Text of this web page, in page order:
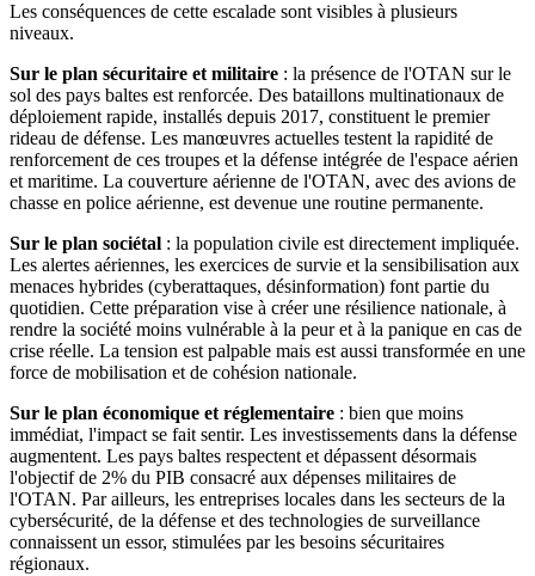
Les conséquences de cette escalade sont visibles à plusieurs
niveaux.
Sur le plan sécuritaire et militaire : la présence de l'OTAN sur le
sol des pays baltes est renforcée. Des bataillons multinationaux de
déploiement rapide, installés depuis 2017, constituent le premier
rideau de défense. Les manœuvres actuelles testent la rapidité de
renforcement de ces troupes et la défense intégrée de l'espace aérien
et maritime. La couverture aérienne de l'OTAN, avec des avions de
chasse en police aérienne, est devenue une routine permanente.
Sur le plan sociétal : la population civile est directement impliquée.
Les alertes aériennes, les exercices de survie et la sensibilisation aux
menaces hybrides (cyberattaques, désinformation) font partie du
quotidien. Cette préparation vise à créer une résilience nationale, à
rendre la société moins vulnérable à la peur et à la panique en cas de
crise réelle. La tension est palpable mais est aussi transformée en une
force de mobilisation et de cohésion nationale.
Sur le plan économique et réglementaire : bien que moins
immédiat, l'impact se fait sentir. Les investissements dans la défense
augmentent. Les pays baltes respectent et dépassent désormais
l'objectif de 2% du PIB consacré aux dépenses militaires de
l'OTAN. Par ailleurs, les entreprises locales dans les secteurs de la
cybersécurité, de la défense et des technologies de surveillance
connaissent un essor, stimulées par les besoins sécuritaires
régionaux.